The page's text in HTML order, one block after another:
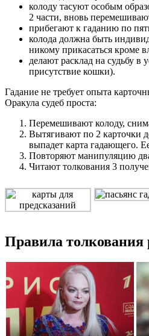
колоду тасуют особым
2 части, вновь
прибегают к гаданию по
колода должна быть
никому прикасаться кроме
делают расклад на судьбу в
присутствие кошки).
Гадание не требует опыта
Оракула судеб проста:
Перемешивают колоду,
Вытягивают по 2 карточки
выпадет карта гадающего.
Повторяют манипуляцию
Читают толкования 3
Правила толкования